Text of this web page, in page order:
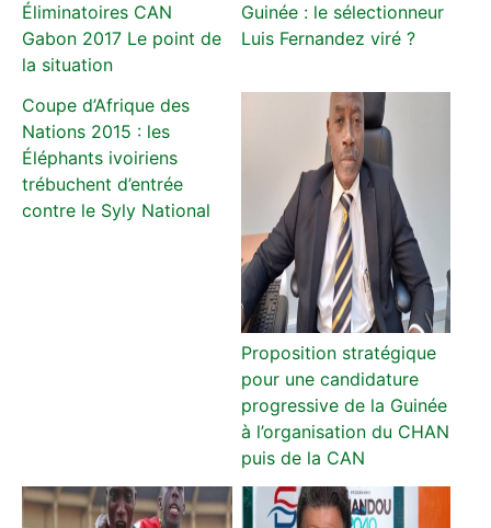
Éliminatoires CAN
Gabon 2017 Le point de
la situation
Guinée : le sélectionneur
Luis Fernandez viré ?
Coupe d’Afrique des
Nations 2015 : les
Éléphants ivoiriens
trébuchent d’entrée
contre le Syly National
Proposition stratégique
pour une candidature
progressive de la Guinée
à l’organisation du CHAN
puis de la CAN